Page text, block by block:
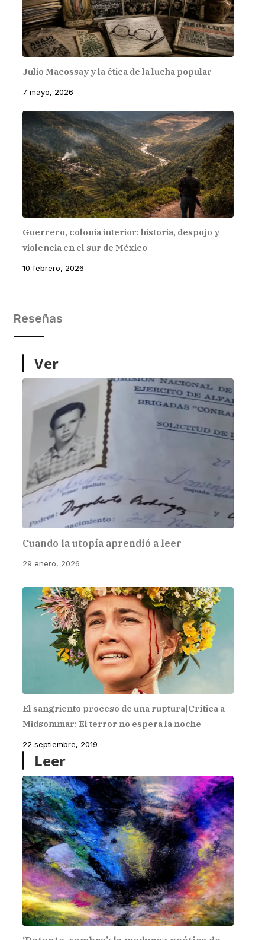
Julio Macossay y la ética de la lucha popular
7 mayo, 2026
Guerrero, colonia interior: historia, despojo y
violencia en el sur de México
10 febrero, 2026
Reseñas
Ver
Cuando la utopía aprendió a leer
29 enero, 2026
El sangriento proceso de una ruptura|Crítica a
Midsommar: El terror no espera la noche
22 septiembre, 2019
Leer